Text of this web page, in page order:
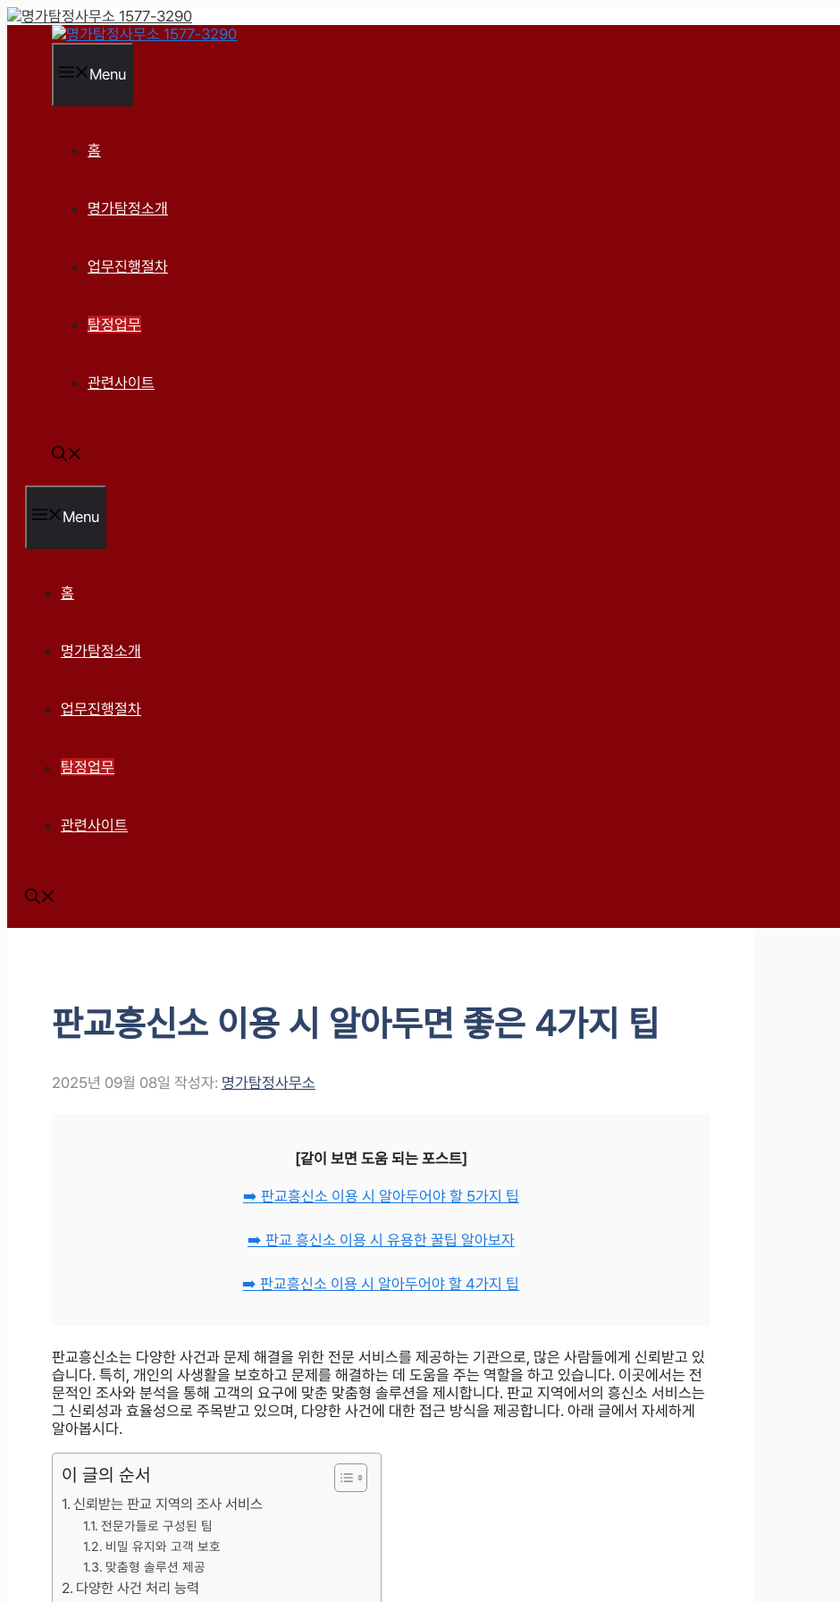
컨
Menu
홈
명가탐정소개
업무진행절차
탐정업무
관련사이트
Menu
홈
명가탐정소개
업무진행절차
탐정업무
관련사이트
판교흥신소 이용 시 알아두면 좋은 4가지 팁
2025년 09월 08일 작성자: 명가탐정사무소
[같이 보면 도움 되는 포스트]
➡️ 판교흥신소 이용 시 알아두어야 할 5가지 팁
➡️ 판교 흥신소 이용 시 유용한 꿀팁 알아보자
➡️ 판교흥신소 이용 시 알아두어야 할 4가지 팁
판교흥신소는 다양한 사건과 문제 해결을 위한 전문 서비스를 제공하는 기관으로, 많은 사람들에게 신뢰받고 있
습니다. 특히, 개인의 사생활을 보호하고 문제를 해결하는 데 도움을 주는 역할을 하고 있습니다. 이곳에서는 전
문적인 조사와 분석을 통해 고객의 요구에 맞춘 맞춤형 솔루션을 제시합니다. 판교 지역에서의 흥신소 서비스는
그 신뢰성과 효율성으로 주목받고 있으며, 다양한 사건에 대한 접근 방식을 제공합니다. 아래 글에서 자세하게
알아봅시다.
이 글의 순서
신뢰받는 판교 지역의 조사 서비스
전문가들로 구성된 팀
비밀 유지와 고객 보호
맞춤형 솔루션 제공
다양한 사건 처리 능력